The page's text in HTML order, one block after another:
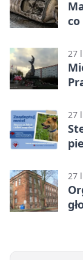
co
27
27
27